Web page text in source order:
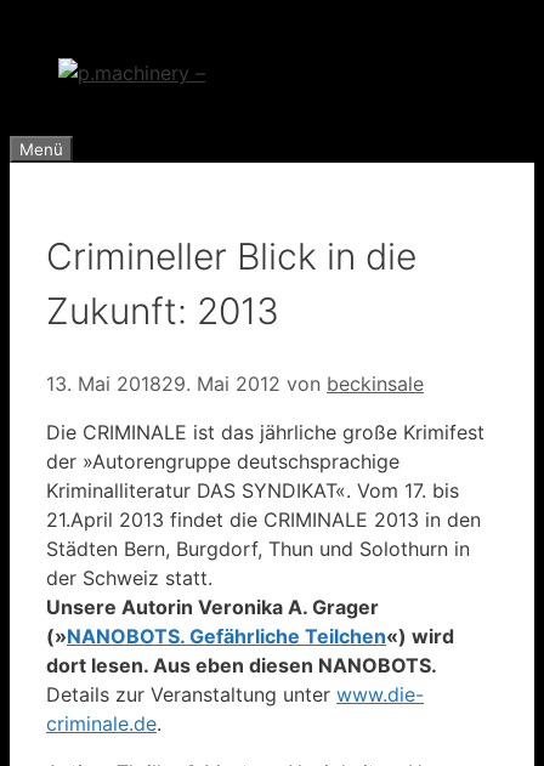
springen
Menü
Crimineller Blick in die
Zukunft: 2013
13. Mai 201829. Mai 2012 von beckinsale
Die CRIMINALE ist das jährliche große Krimifest
der »Autorengruppe deutschsprachige
Kriminalliteratur DAS SYNDIKAT«. Vom 17. bis
21.April 2013 findet die CRIMINALE 2013 in den
Städten Bern, Burgdorf, Thun und Solothurn in
der Schweiz statt.
Unsere Autorin Veronika A. Grager
(»NANOBOTS. Gefährliche Teilchen«) wird
dort lesen. Aus eben diesen NANOBOTS.
Details zur Veranstaltung unter www.die-
criminale.de.